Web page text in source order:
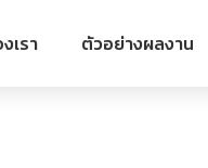
เรา ตัวอย่างผลงาน